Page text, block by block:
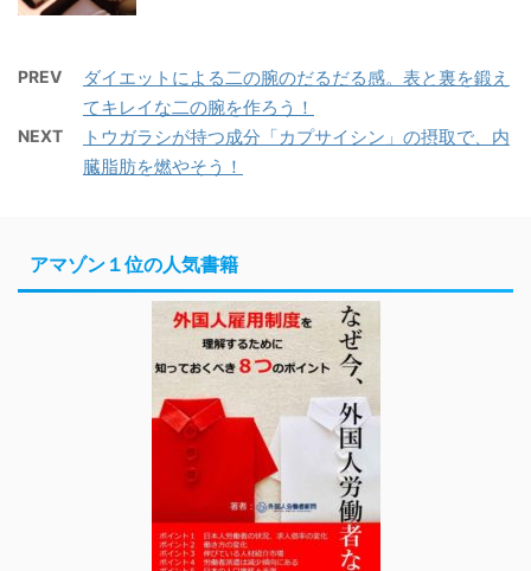
PREV
ダイエットによる二の腕のだるだる感。表と裏を鍛え
てキレイな二の腕を作ろう！
NEXT
トウガラシが持つ成分「カプサイシン」の摂取で、内
臓脂肪を燃やそう！
アマゾン１位の人気書籍